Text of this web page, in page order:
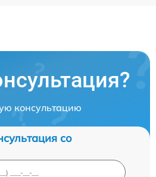
консультацию
со